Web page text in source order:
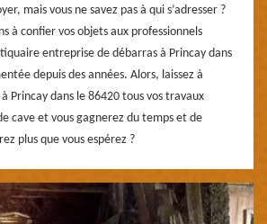
mais vous ne savez pas à qui s’adresser ?
à confier vos objets aux professionnels
entreprise de débarras à Princay dans
depuis des années. Alors, laissez à
Princay dans le 86420 tous vos travaux
cave et vous gagnerez du temps et de
plus que vous espérez ?